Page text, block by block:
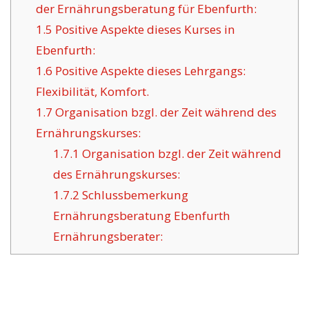
der Ernährungsberatung für Ebenfurth:
1.5 Positive Aspekte dieses Kurses in
Ebenfurth:
1.6 Positive Aspekte dieses Lehrgangs:
Flexibilität, Komfort.
1.7 Organisation bzgl. der Zeit während des
Ernährungskurses:
1.7.1 Organisation bzgl. der Zeit während
des Ernährungskurses:
1.7.2 Schlussbemerkung
Ernährungsberatung Ebenfurth
Ernährungsberater: